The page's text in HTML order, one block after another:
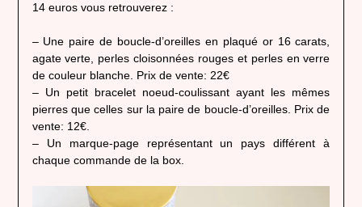
14 euros vous retrouverez :
– Une paire de boucle-d’oreilles en plaqué or 16 carats,
agate verte, perles cloisonnées rouges et perles en verre
de couleur blanche. Prix de vente: 22€
– Un petit bracelet noeud-coulissant ayant les mêmes
pierres que celles sur la paire de boucle-d’oreilles. Prix de
vente: 12€.
– Un marque-page représentant un pays différent à
chaque commande de la box.